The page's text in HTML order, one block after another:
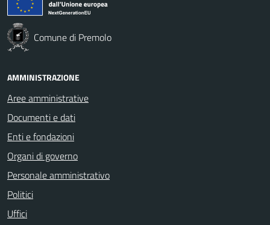
Comune di Premolo
AMMINISTRAZIONE
Aree amministrative
Documenti e dati
Enti e fondazioni
Organi di governo
Personale amministrativo
Politici
Uffici